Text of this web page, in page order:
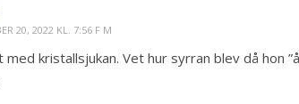
20, 2022 KL. 7:56 F M
med kristallsjukan. Vet hur syrran blev då hon